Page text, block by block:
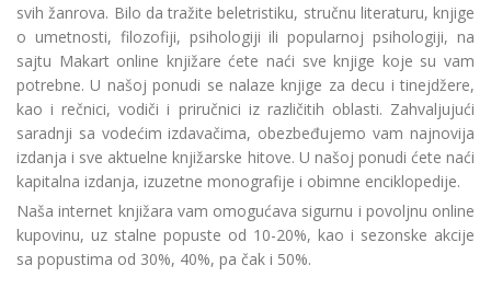
svih žanrova. Bilo da tražite beletristiku, stručnu literaturu, knjige
o umetnosti, filozofiji, psihologiji ili popularnoj psihologiji, na
sajtu Makart online knjižare ćete naći sve knjige koje su vam
potrebne. U našoj ponudi se nalaze knjige za decu i tinejdžere,
kao i rečnici, vodiči i priručnici iz različitih oblasti. Zahvaljujući
saradnji sa vodećim izdavačima, obezbeđujemo vam najnovija
izdanja i sve aktuelne knjižarske hitove. U našoj ponudi ćete naći
kapitalna izdanja, izuzetne monografije i obimne enciklopedije.
Naša internet knjižara vam omogućava sigurnu i povoljnu online
kupovinu, uz stalne popuste od 10-20%, kao i sezonske akcije
sa popustima od 30%, 40%, pa čak i 50%.